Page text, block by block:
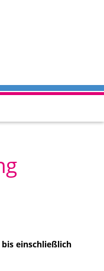
einschließlich